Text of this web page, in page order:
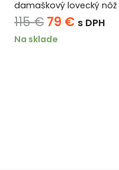
damaškový lovecký nôž
115€ Pôvodná
cena
79 € s DPH
Na sklade